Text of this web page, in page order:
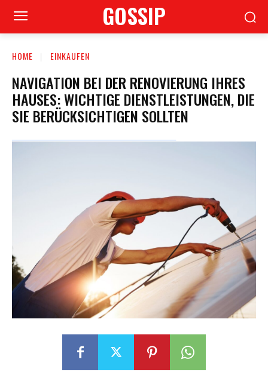
GOSSIP
HOME EINKAUFEN
NAVIGATION BEI DER RENOVIERUNG IHRES
HAUSES: WICHTIGE DIENSTLEISTUNGEN, DIE
SIE BERÜCKSICHTIGEN SOLLTEN